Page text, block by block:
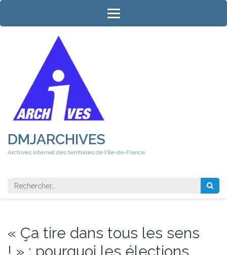
Aller
contenu
DMJARCHIVES
Archives Internet des territoires de l'Île-de-France
Rechercher
« Ça tire dans tous les sens
! » : pourquoi les élections